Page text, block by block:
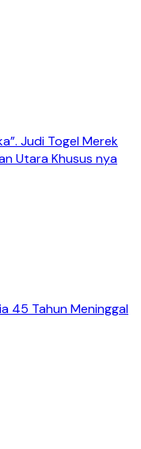
Judi Togel Merek
Utara Khusus nya
45 Tahun Meninggal